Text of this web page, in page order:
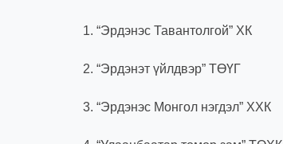
1. “Эрдэнэс Тавантолгой” ХК
2. “Эрдэнэт үйлдвэр” ТӨҮГ
3. “Эрдэнэс Монгол нэгдэл” ХХК